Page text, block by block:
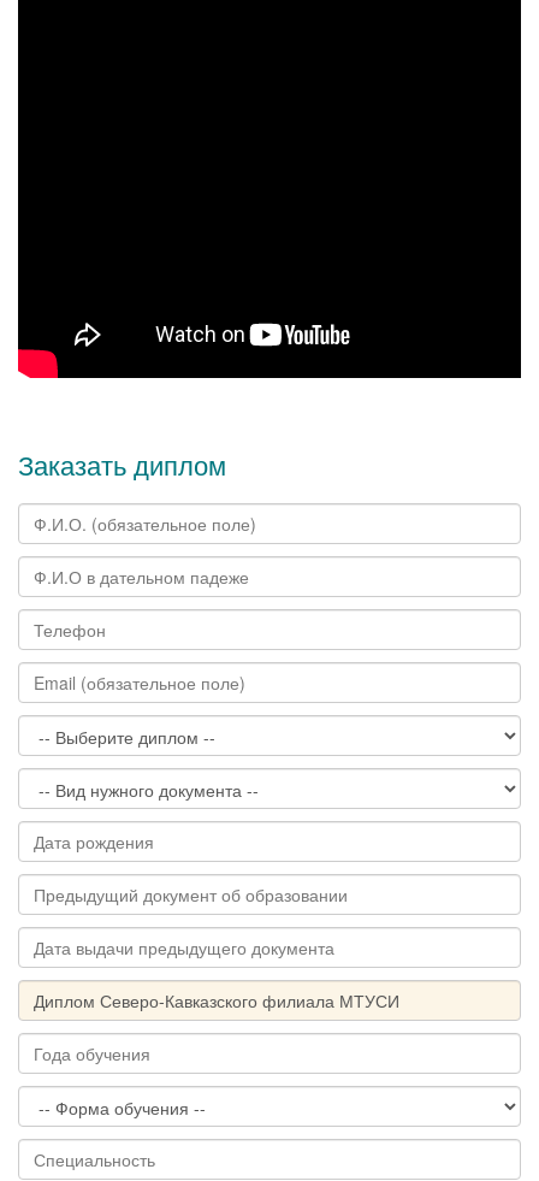
Заказать диплом